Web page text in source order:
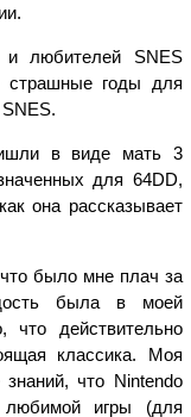
любителей SNES
страшные годы для
в виде мать 3
для 64DD,
она рассказывает
что было мне плач за
была в моей
что действительно
классика. Моя
что Nintendo
любимой игры (для